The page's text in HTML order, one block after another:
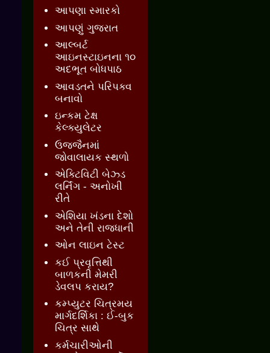
આપણા સ્મારકો
આપણું ગુજરાત
આલ્બર્ટ
આઇનસ્ટાઇનના ૧૦
અદભૂત બોધપાઠ
આવડતને પરિપક્વ
બનાવો
ઇન્કમ ટેક્ષ
કેલ્ક્યુલેટર
ઉજ્જૈનમાં
જોવાલાયક સ્થળો
એક્ટિવિટી બેઝ્ડ
લર્નિંગ - અનોખી
રીતે
એશિયા ખંડના દેશો
અને તેની રાજધાની
ઓન લાઇન ટેસ્ટ
કઈ પ્રવૃત્તિથી
બાળકની મેમરી
ડેવલપ કરાય?
કમ્પ્યુટર ચિત્રમય
માર્ગદર્શિકા : ઈ-બુક
ચિત્ર સાથે
કર્મચારીઓની